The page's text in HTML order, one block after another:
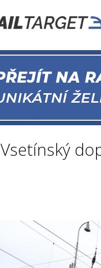
Vsetínský